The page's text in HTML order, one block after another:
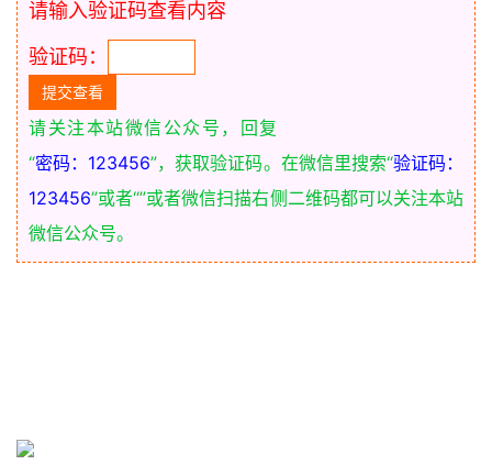
请输入验证码查看内容
验证码：
请关注本站微信公众号，回复
“密码：123456”，获取验证码。在微信里搜索“验证码：
123456”或者“”或者微信扫描右侧二维码都可以关注本站
微信公众号。